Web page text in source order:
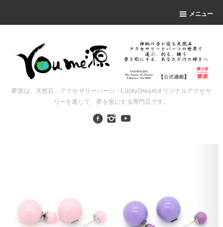
メニュー
夢源は、天然石・アクセサリーパーツ・LuckyDreamオリジナルアクセサ
リーを通して、夢を形にする専門店です。